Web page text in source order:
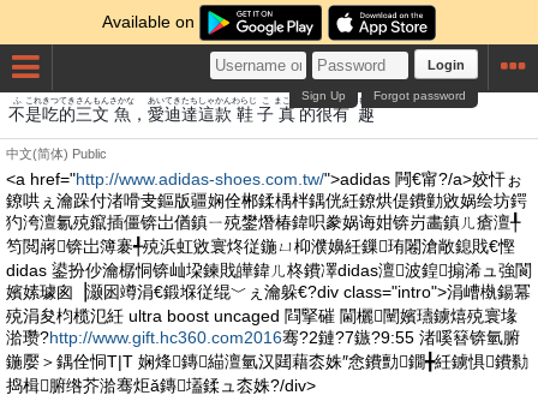
Available on
Login
Forgot password
Sign Up
不
ふ
是
これ
吃
きつ
的
てき
三文
さんもん
魚
さかな
， 愛
あい
迪
てき
達
たち
這
しゃ
款
かん
鞋
わらじ
子
こ
真
まこと
的
てき
很
こん
有
あり
趣
おもむき
中文(简体) Public
<a href="http://www.adidas-shoes.com.tw/">adidas 闁€甯?/a>姣忓ぉ
鐐哄ぇ瀹跺付渚嗗叏鏂版疆娴佺郴鍒楀柈鍝侊紝鐐烘偍鐨勭敓娲绘坊鍔
犳洿澶氱殑鑹插僵锛岀偤鎮ㄧ殑鐢熸椿鍏呮豢娲诲姏锛岃畵鎮ㄦ瘡澶╀
笉閲嶈锛岀簿褰╃殑浜虹敓寰炵従鍦ㄩ枊濮嬶紝鏁珛闂滄敞鎴戝€慳
didas 鍙扮仯瀹樼恫锛屾垜鍊戝皣鍏ㄦ柊鐨凙didas澶波鍠搧浠ュ強閬
嬪嫊璩囪▕灏囦竴涓€鍛堢従绲﹀ぇ瀹躲€?div class="intro">涓嶆槸鍚冪
殑涓夋枃榄氾紝 ultra boost uncaged 閰掔磪 閫欐闉嬪瓙鐪熺殑寰堟
湁瓒?http://www.gift.hc360.com2016骞?2鏈?7鏃?9:55 渚嗘簮锛氫腑
鍦嬮＞鍝佺恫T|T 娴烽鏄緢澶氫汉閮藉枩姝″悆鐨勯鐗╋紝鐪惧鐨勬
捣楫腑绺芥湁骞炬ǎ鏄壒鍒ュ枩姝?/div>